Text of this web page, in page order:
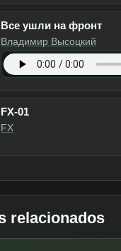
Французские бесы
Владимир Высоцкий
OUVIR Spotify Apple Music
FX
OUVIR Spotify Apple Music